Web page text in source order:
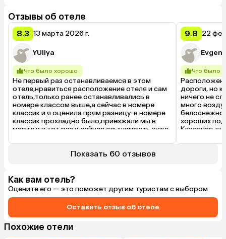
Отзывы об отеле
8.3 13 марта 2026 г.
YUliya
Что было хорошо
Не первый раз останавливаемся в этом
отеле,нравиться расположение отеля и сам
отель,только ранее останавливались в
номере классом выше,а сейчас в номере
классик и я оценила прям разницу-в номере
классик прохладно было,приезжали мы в
марте и в тот раз и сейчас,слышимость хуже
чуть по хуже,расчистки не было,хуже
убирали,душевая хуже,ну есть прям
9.8 22
Что было
дороги, но
ничего не
много
хороших
Классная
зеркала
шапочки
но нет
номера
Показать 60 отзывов
Как вам отель?
Оцените его — это поможет другим туристам с выбором
Оставить отзыв об отеле
Похожие отели